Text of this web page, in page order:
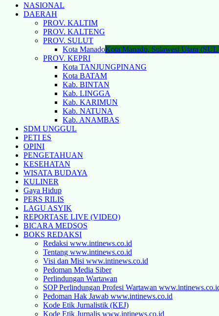
NASIONAL
DAERAH
PROV. KALTIM
PROV. KALTENG
PROV. SULUT
Kota ManadoKota Manado, Sulawesi Utara
PROV. KEPRI
Kota TANJUNGPINANG
Kota BATAM
Kab. BINTAN
Kab. LINGGA
Kab. KARIMUN
Kab. NATUNA
Kab. ANAMBAS
SDM UNGGUL
PETI ES
OPINI
PENGETAHUAN
KESEHATAN
WISATA BUDAYA
KULINER
Gaya Hidup
PERS RILIS
LAGU ASYIK
REPORTASE LIVE (VIDEO)
BICARA MEDSOS
BOKS REDAKSI
Redaksi www.intinews.co.id
Tentang www.intinews.co.id
Visi dan Misi www.intinews.co.id
Pedoman Media Siber
Perlindungan Wartawan
SOP Perlindungan Profesi Wartawan
Pedoman Hak Jawab www.intinews.co.id
Kode Etik Jurnalistik (KEJ)
Kode Etik Jurnalis www.intinews.co.id